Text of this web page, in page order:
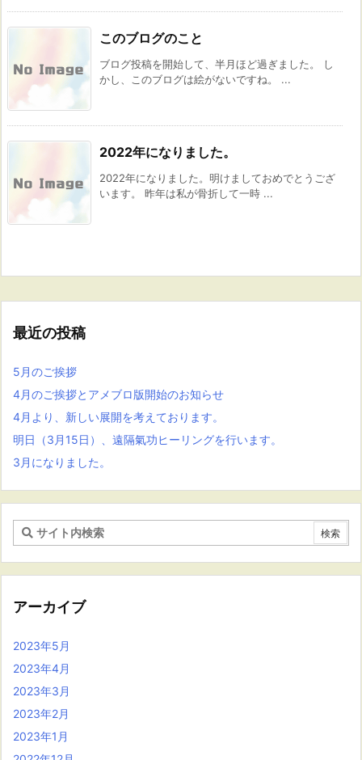
このブログのこと
ブログ投稿を開始して、半月ほど過ぎました。 し
かし、このブログは絵がないですね。 ...
2022年になりました。
2022年になりました。明けましておめでとうござ
います。 昨年は私が骨折して一時 ...
最近の投稿
5月のご挨拶
4月のご挨拶とアメブロ版開始のお知らせ
4月より、新しい展開を考えております。
明日（3月15日）、遠隔氣功ヒーリングを行います。
3月になりました。
アーカイブ
2023年5月
2023年4月
2023年3月
2023年2月
2023年1月